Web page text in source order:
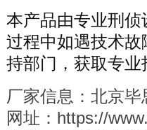
本产品由专业刑
过程中如遇技术
持部门，获取专
厂家信息‌：北京
网址：https://